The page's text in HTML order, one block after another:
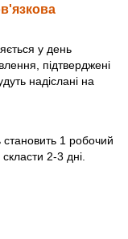
у день
підтверджені
надіслані на
становить 1 робочий
2-3 дні.